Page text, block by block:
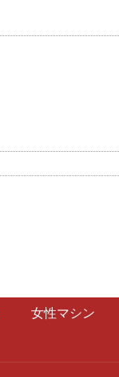
女性マシン